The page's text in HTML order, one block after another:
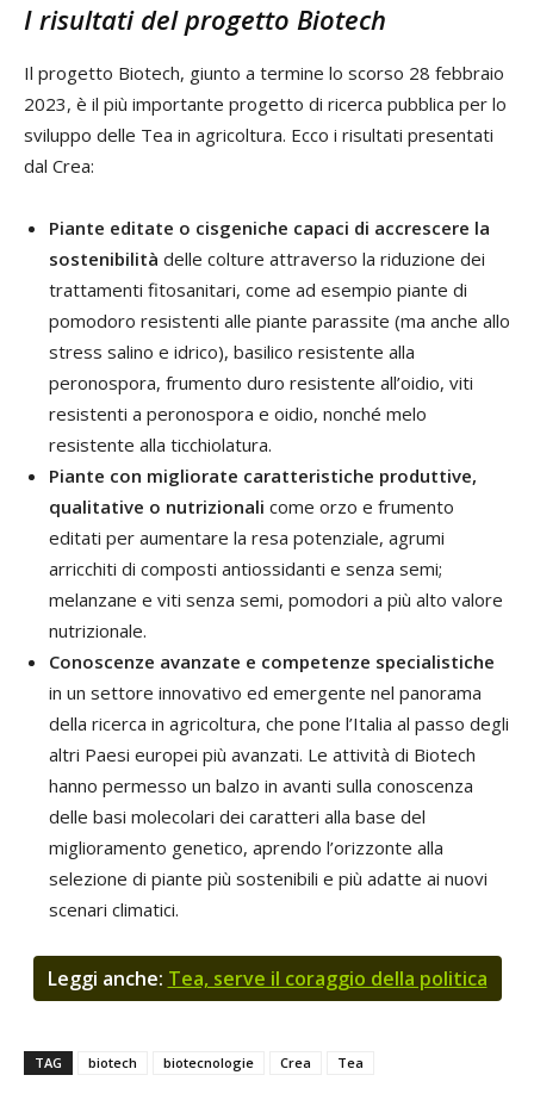
I risultati del progetto Biotech
Il progetto Biotech, giunto a termine lo scorso 28 febbraio
2023, è il più importante progetto di ricerca pubblica per lo
sviluppo delle Tea in agricoltura. Ecco i risultati presentati
dal Crea:
Piante editate o cisgeniche capaci di accrescere la
sostenibilità delle colture attraverso la riduzione dei
trattamenti fitosanitari, come ad esempio piante di
pomodoro resistenti alle piante parassite (ma anche allo
stress salino e idrico), basilico resistente alla
peronospora, frumento duro resistente all’oidio, viti
resistenti a peronospora e oidio, nonché melo
resistente alla ticchiolatura.
Piante con migliorate caratteristiche produttive,
qualitative o nutrizionali come orzo e frumento
editati per aumentare la resa potenziale, agrumi
arricchiti di composti antiossidanti e senza semi;
melanzane e viti senza semi, pomodori a più alto valore
nutrizionale.
Conoscenze avanzate e competenze specialistiche
in un settore innovativo ed emergente nel panorama
della ricerca in agricoltura, che pone l’Italia al passo degli
altri Paesi europei più avanzati. Le attività di Biotech
hanno permesso un balzo in avanti sulla conoscenza
delle basi molecolari dei caratteri alla base del
miglioramento genetico, aprendo l’orizzonte alla
selezione di piante più sostenibili e più adatte ai nuovi
scenari climatici.
Leggi anche: Tea, serve il coraggio della politica
TAG biotech biotecnologie Crea Tea